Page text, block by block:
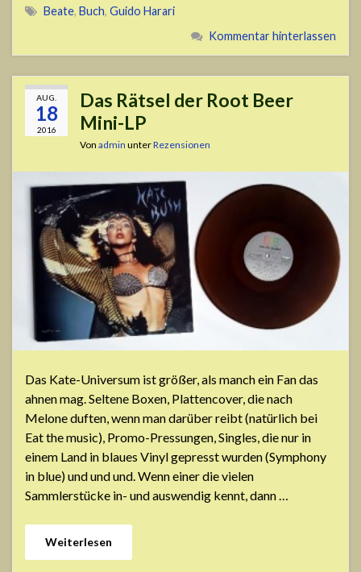
Beate, Buch, Guido Harari
Kommentar hinterlassen
AUG.
18
2016
Das Rätsel der Root Beer
Mini-LP
Von admin unterRezensionen
Das Kate-Universum ist größer, als manch ein Fan das
ahnen mag. Seltene Boxen, Plattencover, die nach
Melone duften, wenn man darüber reibt (natürlich bei
Eat the music), Promo-Pressungen, Singles, die nur in
einem Land in blaues Vinyl gepresst wurden (Symphony
in blue) und und und. Wenn einer die vielen
Sammlerstücke in- und auswendig kennt, dann …
Weiterlesen